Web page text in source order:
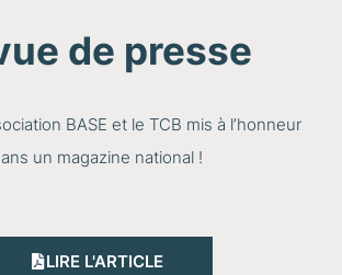
de presse
BASE et le TCB mis à l’honneur
un magazine national !
LIRE L'ARTICLE